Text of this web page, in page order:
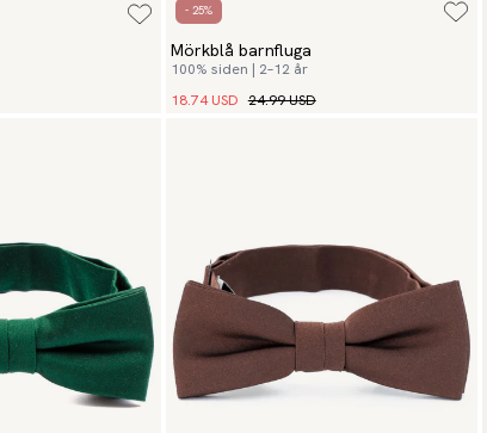
- 25%
Mörkblå barnfluga
100% siden | 2–12 år
18.74 USD 24.99 USD